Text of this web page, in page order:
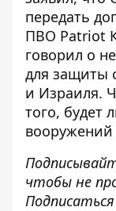
передать
ПВО Patriot
говорил о
для защиты
и Израиля.
того, будет
вооружений
чтобы не